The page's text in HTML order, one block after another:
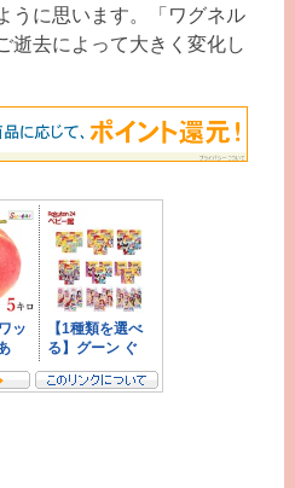
うに思います。「ワグネル
逝去によって大きく変化し